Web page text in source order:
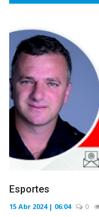
Esportes
15 Abr 2024 | 06:04 0